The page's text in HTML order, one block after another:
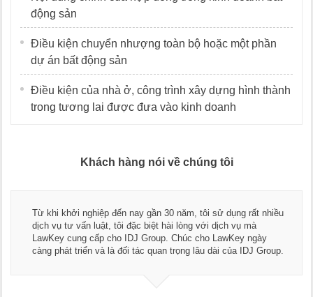
động sản
Điều kiện chuyển nhượng toàn bộ hoặc một phần
dự án bất động sản
Điều kiện của nhà ở, công trình xây dựng hình thành
trong tương lai được đưa vào kinh doanh
Khách hàng nói về chúng tôi
Thay mặt Công ty Dương Cafe, tôi xin chân thành cảm ơn đội
ngũ luật sư, kế toán của LawKey. Thực sự yên tâm khi sử
dụng dịch vụ tư vấn pháp luật và kế toán thuế bên các bạn.
Chúc các bạn phát triển hơn, phục vụ tốt hơn cho cộng đồng